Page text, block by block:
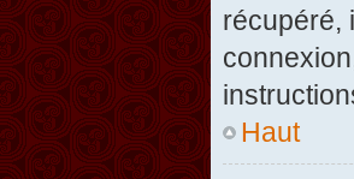
récupéré,
Haut